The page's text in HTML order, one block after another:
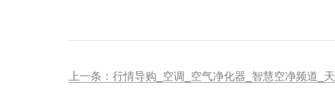
上一条：行情导购_空调_空气净化器_智慧空净频道_